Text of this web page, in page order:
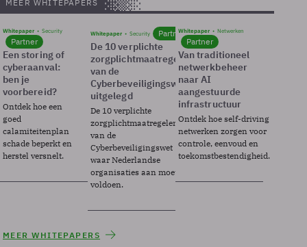
MEER WHITEPAPERS
Whitepaper Security
Partner
Een storing of
cyberaanval:
ben je
voorbereid?
Ontdek hoe een
goed
calamiteitenplan
schade beperkt en
herstel versnelt.
Whitepaper Security Partner
De 10 verplichte
zorgplichtmaatregelen
van de
Cyberbeveiligingswet
uitgelegd
De 10 verplichte
zorgplichtmaatregelen
van de
Cyberbeveiligingswet
waar Nederlandse
organisaties aan moeten
voldoen.
Whitepaper Netwerken
Partner
Van traditioneel
netwerkbeheer
naar AI
aangestuurde
infrastructuur
Ontdek hoe self-driving
netwerken zorgen voor
controle, eenvoud en
toekomstbestendigheid.
MEER WHITEPAPERS